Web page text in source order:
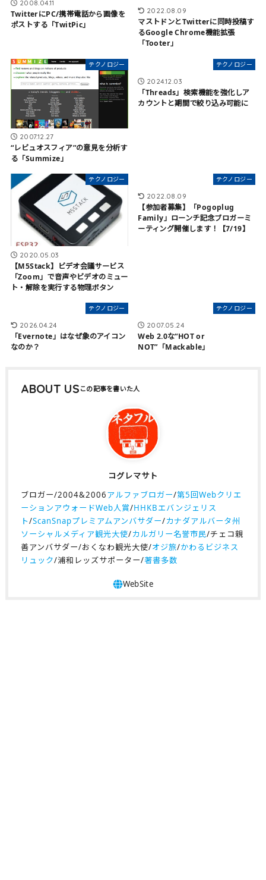
2008.04.11
TwitterにPC/携帯電話から画像を
ポストする「TwitPic」
2022.08.09
マストドンとTwitterに同時投稿す
るGoogle Chrome機能拡張
「Tooter」
テクノロジー
2007.12.27
“レビュオスフィア”の意見を分析す
る「Summize」
テクノロジー
2024.12.03
「Threads」検索機能を強化しア
カウントと期間で絞り込み可能に
テクノロジー
2020.05.03
【M5Stack】ビデオ会議サービス
「Zoom」で音声やビデオのミュー
ト・解除を実行する物理ボタン
テクノロジー
2022.08.09
【参加者募集】「Pogoplug
Family」ローンチ記念ブロガーミ
ーティング開催します！【7/19】
テクノロジー
2026.04.24
「Evernote」はなぜ象のアイコン
なのか？
テクノロジー
2007.05.24
Web 2.0な“HOT or
NOT”「Mackable」
ABOUT US
コグレマサト
ブロガー/2004&2006アルファブロガー/第5回Webクリエ
ーションアウォードWeb人賞/HHKBエバンジェリス
ト/ScanSnapプレミアムアンバサダー/カナダアルバータ州
ソーシャルメディア観光大使/カルガリー名誉市民/チェコ親
善アンバサダー/おくなわ観光大使/オジ旅/かわるビジネス
リュック/浦和レッズサポーター/著書多数